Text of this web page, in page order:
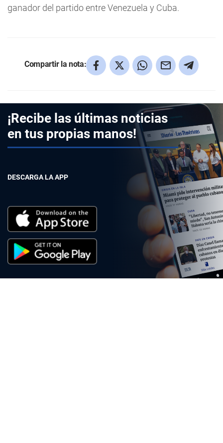
ganador del partido entre Venezuela y Cuba.
Compartir la nota:
¡Recibe las últimas noticias
en tus propias manos!
DESCARGA LA APP